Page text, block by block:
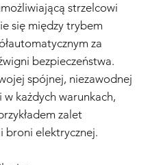
strzelcowi
się między trybem
za
bezpieczeństwa.
spójnej, niezawodnej
w każdych warunkach,
zalet
broni elektrycznej.